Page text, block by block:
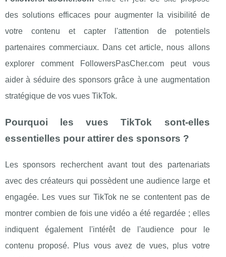
des solutions efficaces pour augmenter la visibilité de
votre contenu et capter l'attention de potentiels
partenaires commerciaux. Dans cet article, nous allons
explorer comment FollowersPasCher.com peut vous
aider à séduire des sponsors grâce à une augmentation
stratégique de vos vues TikTok.
Pourquoi les vues TikTok sont-elles
essentielles pour attirer des sponsors ?
Les sponsors recherchent avant tout des partenariats
avec des créateurs qui possèdent une audience large et
engagée. Les vues sur TikTok ne se contentent pas de
montrer combien de fois une vidéo a été regardée ; elles
indiquent également l'intérêt de l'audience pour le
contenu proposé. Plus vous avez de vues, plus votre